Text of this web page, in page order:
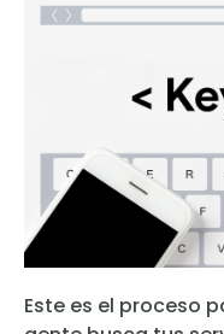
Este es el proceso